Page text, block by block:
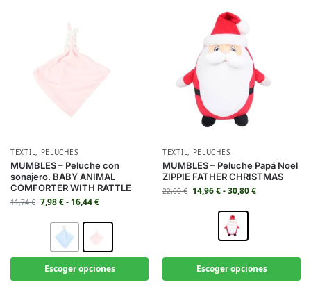
TEXTIL, PELUCHES
MUMBLES – Peluche con
sonajero. BABY ANIMAL
COMFORTER WITH RATTLE
11,74€ 7,98€- 16,44€
Escoger opciones
TEXTIL, PELUCHES
MUMBLES – Peluche Papá Noel
ZIPPIE FATHER CHRISTMAS
22,00€ 14,96€-30,80€
Escoger opciones